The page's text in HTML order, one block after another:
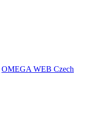
OMEGA WEB Czech